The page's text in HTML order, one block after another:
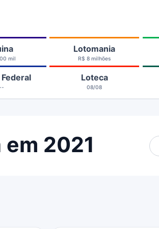
mil
Lotomania
R$ 8 milhões
Loteca
08/08
2021